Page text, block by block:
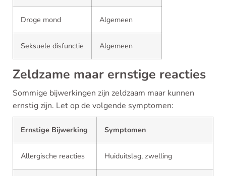
Droge mond Algemeen
Seksuele disfunctie Algemeen
Zeldzame maar ernstige reacties
Sommige bijwerkingen zijn zeldzaam maar kunnen
ernstig zijn. Let op de volgende symptomen:
Ernstige Bijwerking Symptomen
Allergische reacties Huiduitslag, zwelling